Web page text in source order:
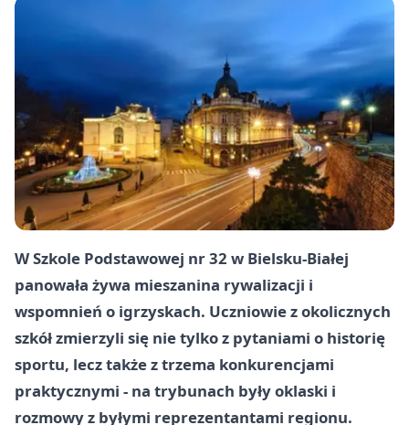
W Szkole Podstawowej nr 32 w Bielsku-Białej
panowała żywa mieszanina rywalizacji i
wspomnień o igrzyskach. Uczniowie z okolicznych
szkół zmierzyli się nie tylko z pytaniami o historię
sportu, lecz także z trzema konkurencjami
praktycznymi - na trybunach były oklaski i
rozmowy z byłymi reprezentantami regionu.